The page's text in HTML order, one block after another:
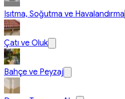
Isıtma, Soğutma ve Havalandırma
Çatı ve Oluk
Bahçe ve Peyzaj